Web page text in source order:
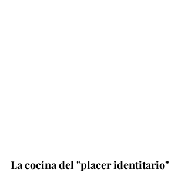
La cocina del "placer identitario"